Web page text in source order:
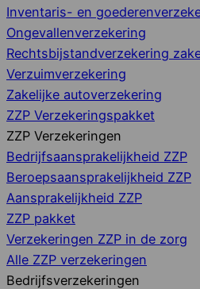
Inventaris- en
Ongevallenverzekering
Rechtsbijstandverzekering
Verzuimverzekering
Zakelijke autoverzekering
ZZP Verzekeringspakket
ZZP Verzekeringen
Bedrijfsaansprakelijkheid ZZP
Beroepsaansprakelijkheid ZZP
Aansprakelijkheid ZZP
ZZP pakket
Verzekeringen ZZP in de zorg
Alle ZZP verzekeringen
Bedrijfsverzekeringen